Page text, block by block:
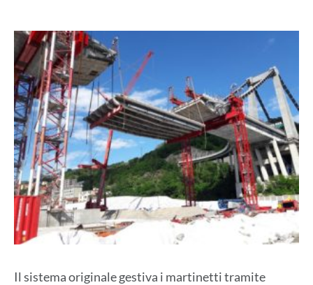
Il sistema originale gestiva i martinetti tramite